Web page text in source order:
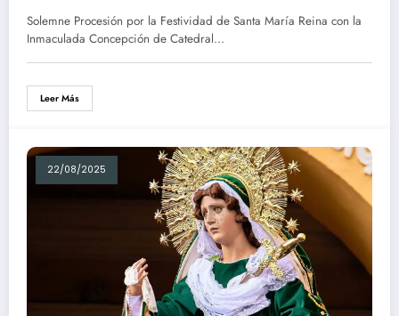
Solemne Procesión por la Festividad de Santa María Reina con la
Inmaculada Concepción de Catedral…
Leer Más
22/08/2025